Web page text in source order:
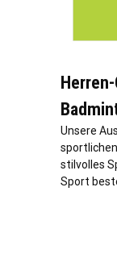
Unsere
stilvolles
Sport